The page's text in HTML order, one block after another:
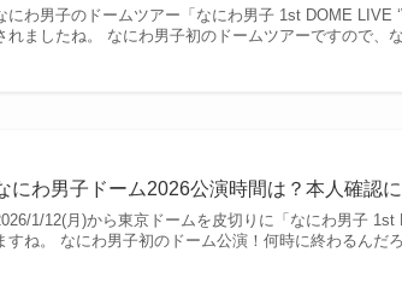
にわ男子のドームツアー「なにわ男子 1st DOME LIVE
れましたね。 なにわ男子初のドームツアーですので、
にわ男子ドーム2026公演時間は？本人確認
1/12(月)から東京ドームを皮切りに「なにわ男子 1st
すね。 なにわ男子初のドーム公演！何時に終わるんだ